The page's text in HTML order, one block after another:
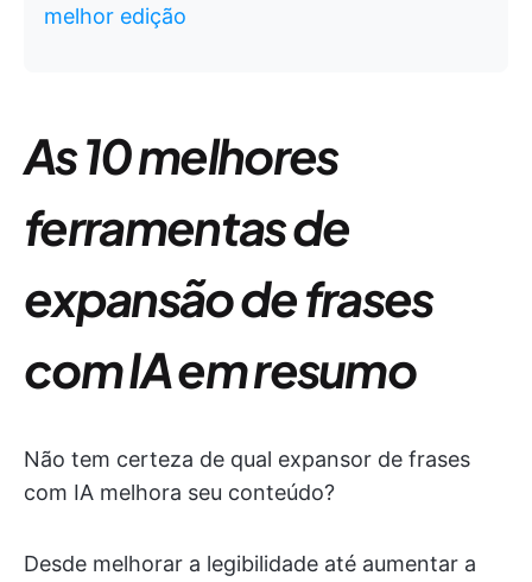
melhor edição
As 10 melhores
ferramentas de
expansão de frases
com IA em resumo
Não tem certeza de qual expansor de frases
com IA melhora seu conteúdo?
Desde melhorar a legibilidade até aumentar a